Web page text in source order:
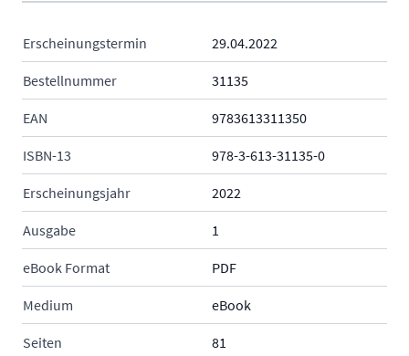
Erscheinungstermin 29.04.2022
Bestellnummer 31135
EAN 9783613311350
ISBN-13 978-3-613-31135-0
Erscheinungsjahr 2022
Ausgabe 1
eBook Format PDF
Medium eBook
Seiten 81